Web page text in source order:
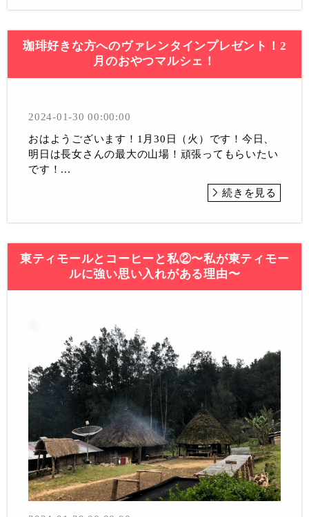
珈琲好きな方へのヴァレンタインプレゼント！2
月のおやつマルシェ！
2024-01-30 00:00:00
おはようございます！1月30日（火）です！今日、
明日は長女さんの最大の山場！頑張ってもらいたい
です！...
続きを見る
東ティモールとコーヒーと私②〜私が東ティモー
ルに強い思い入れがある理由〜